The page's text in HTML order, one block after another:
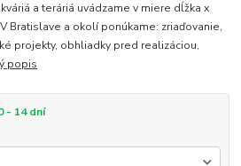
a teráriá uvádzame v miere dĺžka x
Bratislave a okolí ponúkame: zriaďovanie,
projekty, obhliadky pred realizáciou,
popis
- 14 dní